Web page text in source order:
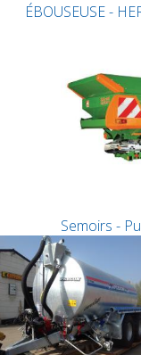
ÉBOUSEUSE -
Semoirs -